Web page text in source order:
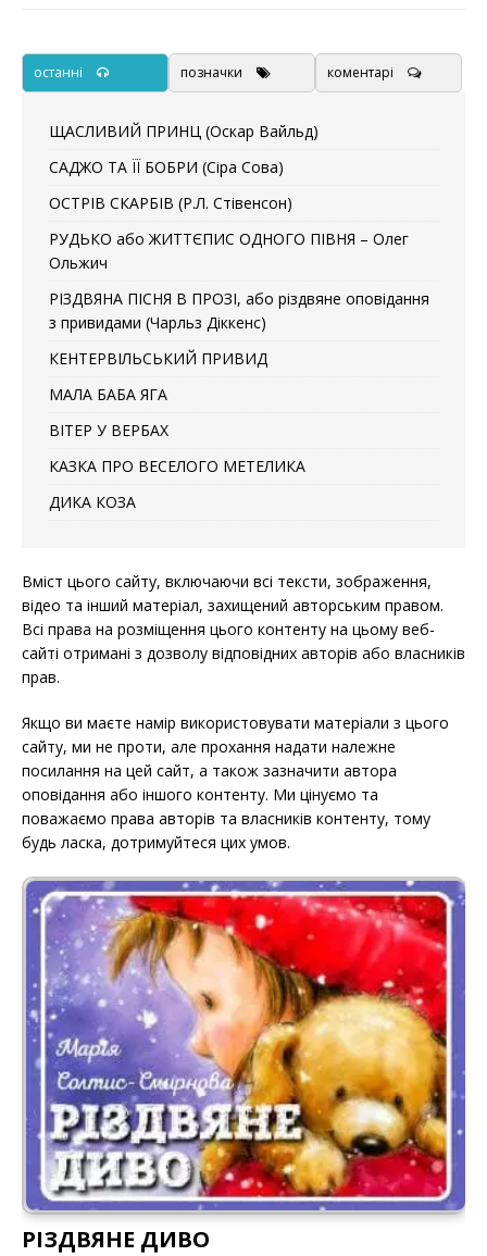
останні позначки коментарі
ЩАСЛИВИЙ ПРИНЦ (Оскар Вайльд)
САДЖО ТА ЇЇ БОБРИ (Сіра Сова)
ОСТРІВ СКАРБІВ (Р.Л. Стівенсон)
РУДЬКО або ЖИТТЄПИС ОДНОГО ПІВНЯ – Олег
Ольжич
РІЗДВЯНА ПІСНЯ В ПРОЗІ, або різдвяне оповідання
з привидами (Чарльз Діккенс)
КЕНТЕРВІЛЬСЬКИЙ ПРИВИД
МАЛА БАБА ЯГА
ВІТЕР У ВЕРБАХ
КАЗКА ПРО ВЕСЕЛОГО МЕТЕЛИКА
ДИКА КОЗА
Вміст цього сайту, включаючи всі тексти, зображення,
відео та інший матеріал, захищений авторським правом.
Всі права на розміщення цього контенту на цьому веб-
сайті отримані з дозволу відповідних авторів або власників
прав.
Якщо ви маєте намір використовувати матеріали з цього
сайту, ми не проти, але прохання надати належне
посилання на цей сайт, а також зазначити автора
оповідання або іншого контенту. Ми цінуємо та
поважаємо права авторів та власників контенту, тому
будь ласка, дотримуйтеся цих умов.
РІЗДВЯНЕ ДИВО